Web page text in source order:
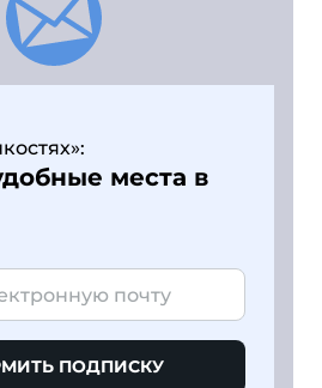
места в
ПОДПИСКУ